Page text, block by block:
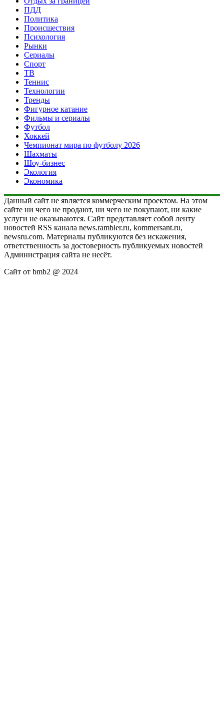
ПДД
Политика
Происшествия
Психология
Рынки
Сериалы
Спорт
ТВ
Теннис
Технологии
Тренды
Фигурное катание
Фильмы и сериалы
Футбол
Хоккей
Чемпионат мира по футболу 2026
Шахматы
Шоу-бизнес
Экология
Экономика
Данный сайт не является коммерческим проектом. На этом
сайте ни чего не продают, ни чего не покупают, ни какие
услуги не оказываются. Сайт представляет собой ленту
новостей RSS канала news.rambler.ru, kommersant.ru,
newsru.com. Материалы публикуются без искажения,
ответственность за достоверность публикуемых новостей
Администрация сайта не несёт.
Сайт от bmb2 @ 2024